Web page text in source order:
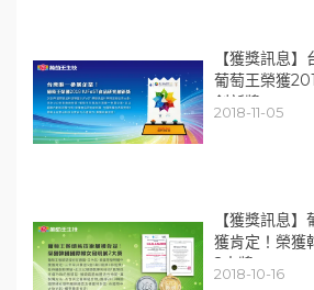
【獲獎訊息
葡萄王榮獲
創新獎
2018-11-05
【獲獎訊息
獲肯定！榮獲
2大獎
2018-10-16